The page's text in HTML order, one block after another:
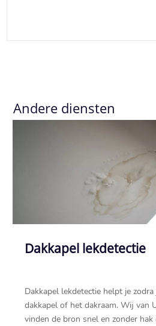
Andere diensten
Dakkapel lekdetectie
Dakkapel lekdetectie helpt je
dakkapel of het dakraam.​ Wij van
vinden de bron snel en zonder hak